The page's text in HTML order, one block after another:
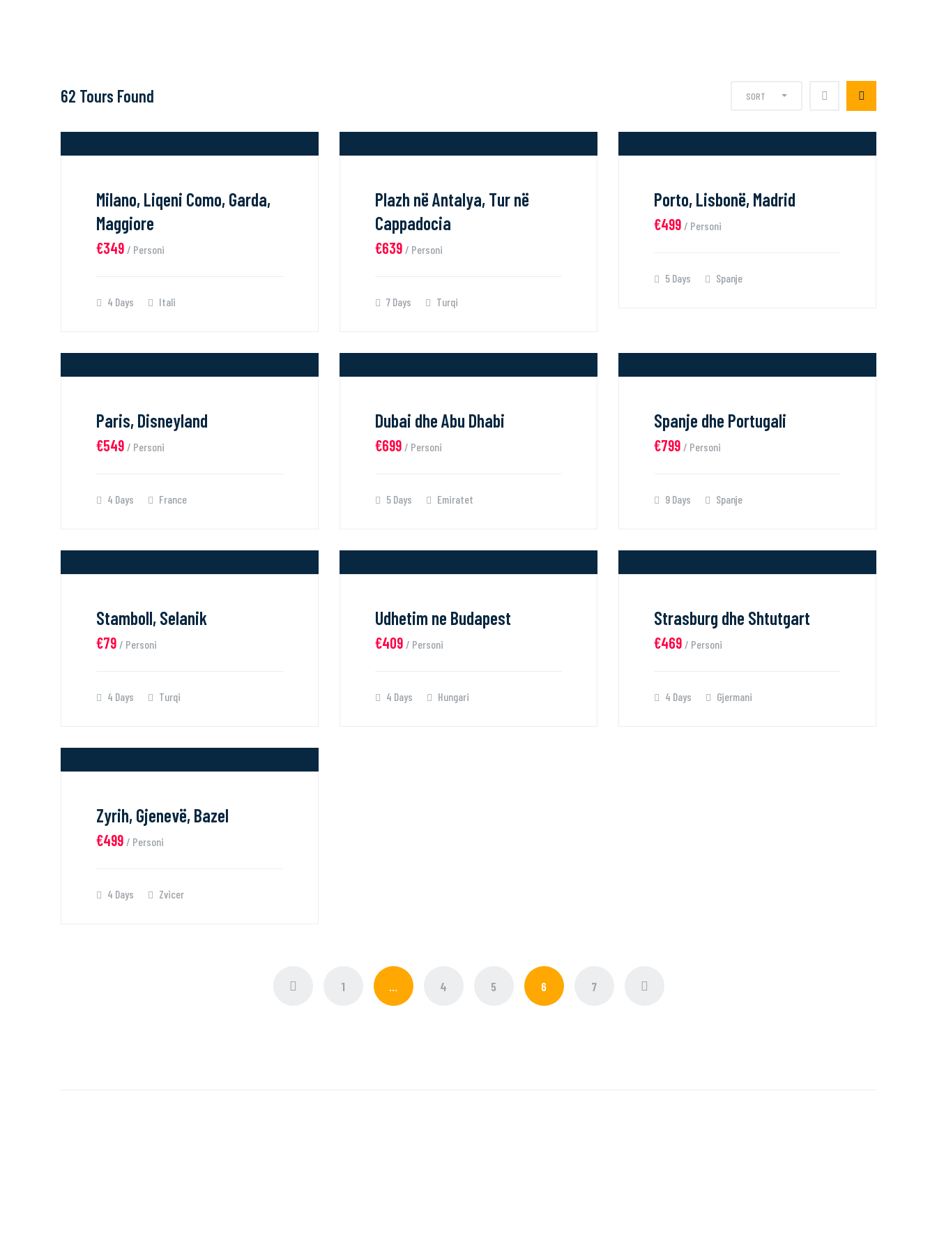
62 Tours Found SORT
Milano, Liqeni Como, Garda,
Maggiore
€349 / Personi
4 Days Itali
Plazh në Antalya, Tur në
Cappadocia
€639 / Personi
7 Days Turqi
Porto, Lisbonë, Madrid
€499 / Personi
5 Days Spanje
Paris, Disneyland
€549 / Personi
4 Days France
Dubai dhe Abu Dhabi
€699 / Personi
5 Days Emiratet
Spanje dhe Portugali
€799 / Personi
9 Days Spanje
Stamboll, Selanik
€79 / Personi
4 Days Turqi
Udhetim ne Budapest
€409 / Personi
4 Days Hungari
Strasburg dhe Shtutgart
€469 / Personi
4 Days Gjermani
Zyrih, Gjenevë, Bazel
€499 / Personi
4 Days Zvicer
1 … 4 5 6 7